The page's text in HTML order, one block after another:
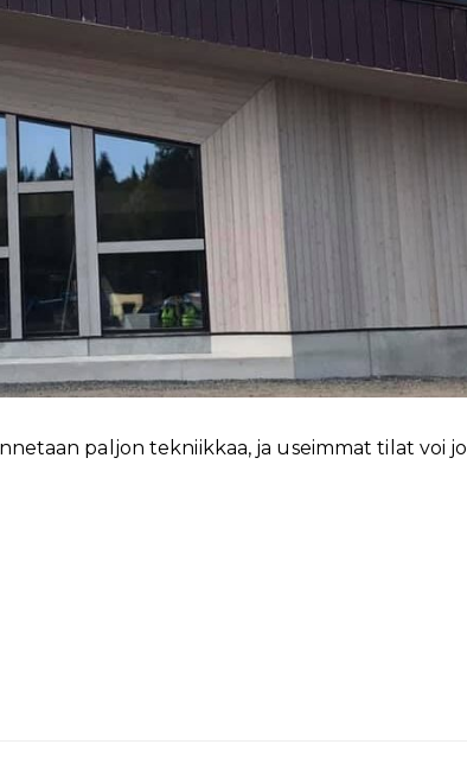
paljon tekniikkaa, ja useimmat tilat voi jo